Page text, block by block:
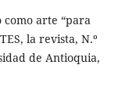
como arte “para
la revista, N.º
de Antioquia,